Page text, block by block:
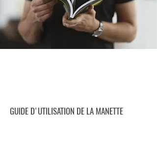
GUIDE D'UTILISATION DE LA MANETTE